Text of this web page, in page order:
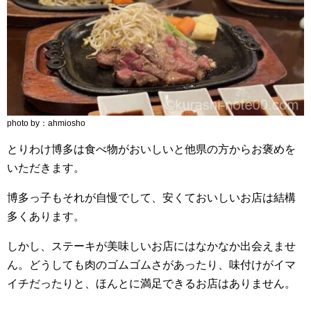
photo by：ahmiosho
とりわけ博多は食べ物がおいしいと他県の方からお褒めを
いただきます。
博多っ子もそれが自慢でして、安くておいしいお店は結構
多くあります。
しかし、ステーキが美味しいお店にはなかなか出会えませ
ん。どうしても肉のゴムゴムさがあったり、味付けがイマ
イチだったりと、ほんとに満足できるお店はありません。